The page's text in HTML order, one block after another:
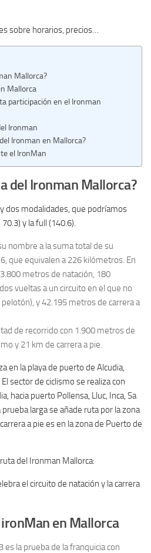
sobre horarios, precios…
Mallorca?
Mallorca
participación en el Ironman
Ironman
Ironman en Mallorca?
el IronMan
del Ironman Mallorca?
dos modalidades, que podríamos
y la full (140.6).
nombre a la suma total de su
que equivalen a 226 kilómetros. En
metros de natación, 180
vueltas a un circuito en el que no
y 42.195 metros de carrera a
de recorrido con 1.900 metros de
y 21 km de carrera a pie.
en la playa de puerto de Alcudia,
sector de ciclismo se realiza con
hacia puerto Pollensa, Lluc, Inca, Sa
larga se añade ruta por la zona
a pie es en la zona de Puerto de
del Ironman Mallorca:
el circuito de natación y la carrera
en Mallorca
es la prueba de la franquicia con